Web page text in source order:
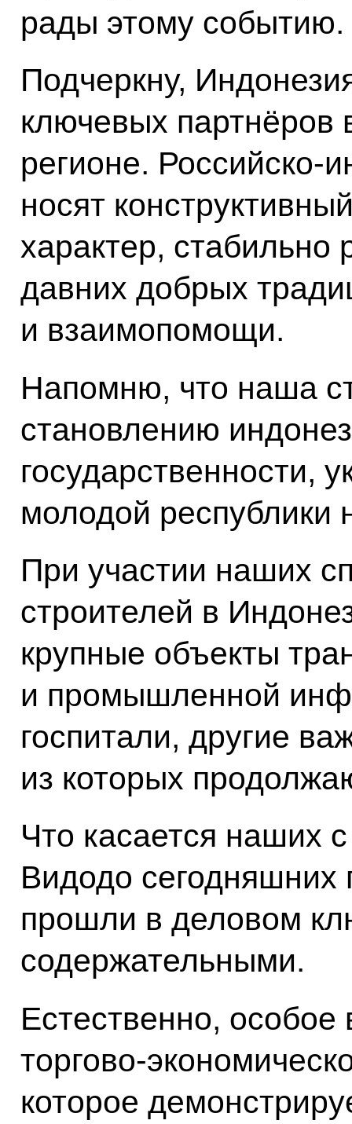
рады этому событию.
Подчеркну,
ключевых партнёров
регионе. Российско-
носят
характер, стабильно
давних добрых
и взаимопомощи.
Напомню, что наша
становлению
государственности,
молодой республики
При участии наших
строителей в
крупные объекты
и промышленной
госпитали, другие
из которых
Что касается наших
Видодо сегодняшних
прошли в деловом
содержательными.
Естественно,
торгово-
которое